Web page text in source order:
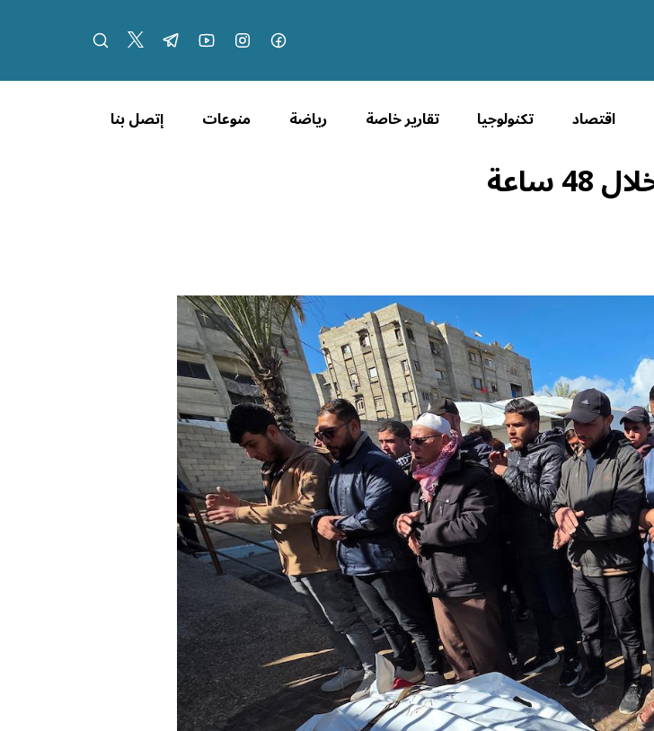
اقتصاد تكنولوجيا تقارير خاصة رياضة منوعات إتصل بنا